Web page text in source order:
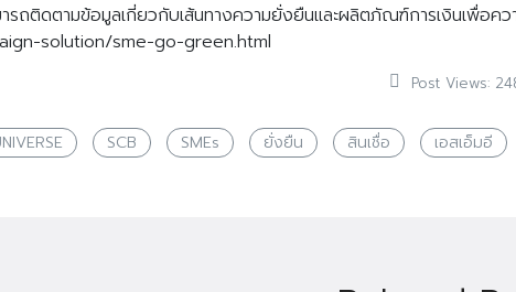
ารถติดตามข้อมูลเกี่ยวกับเส้นทางความยั่งยืนและผลิตภัณฑ์การเงินเ
solution/sme-go-green.html
Post Views:
SCB SMEs ยั่งยืน สินเชื่อ เอสเอ็มอี